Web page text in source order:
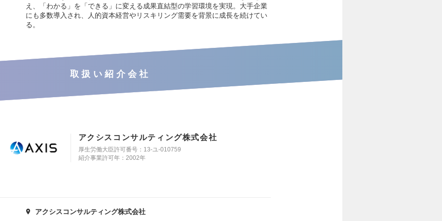
え、「わかる」を「できる」に変える成果直結型の学習環境を実現。大手企業
にも多数導入され、人的資本経営やリスキリング需要を背景に成長を続けてい
る。
取扱い紹介会社
アクシスコンサルティング株式会社
厚生労働大臣許可番号：13-ユ-010759
紹介事業許可年：2002年
アクシスコンサルティング株式会社